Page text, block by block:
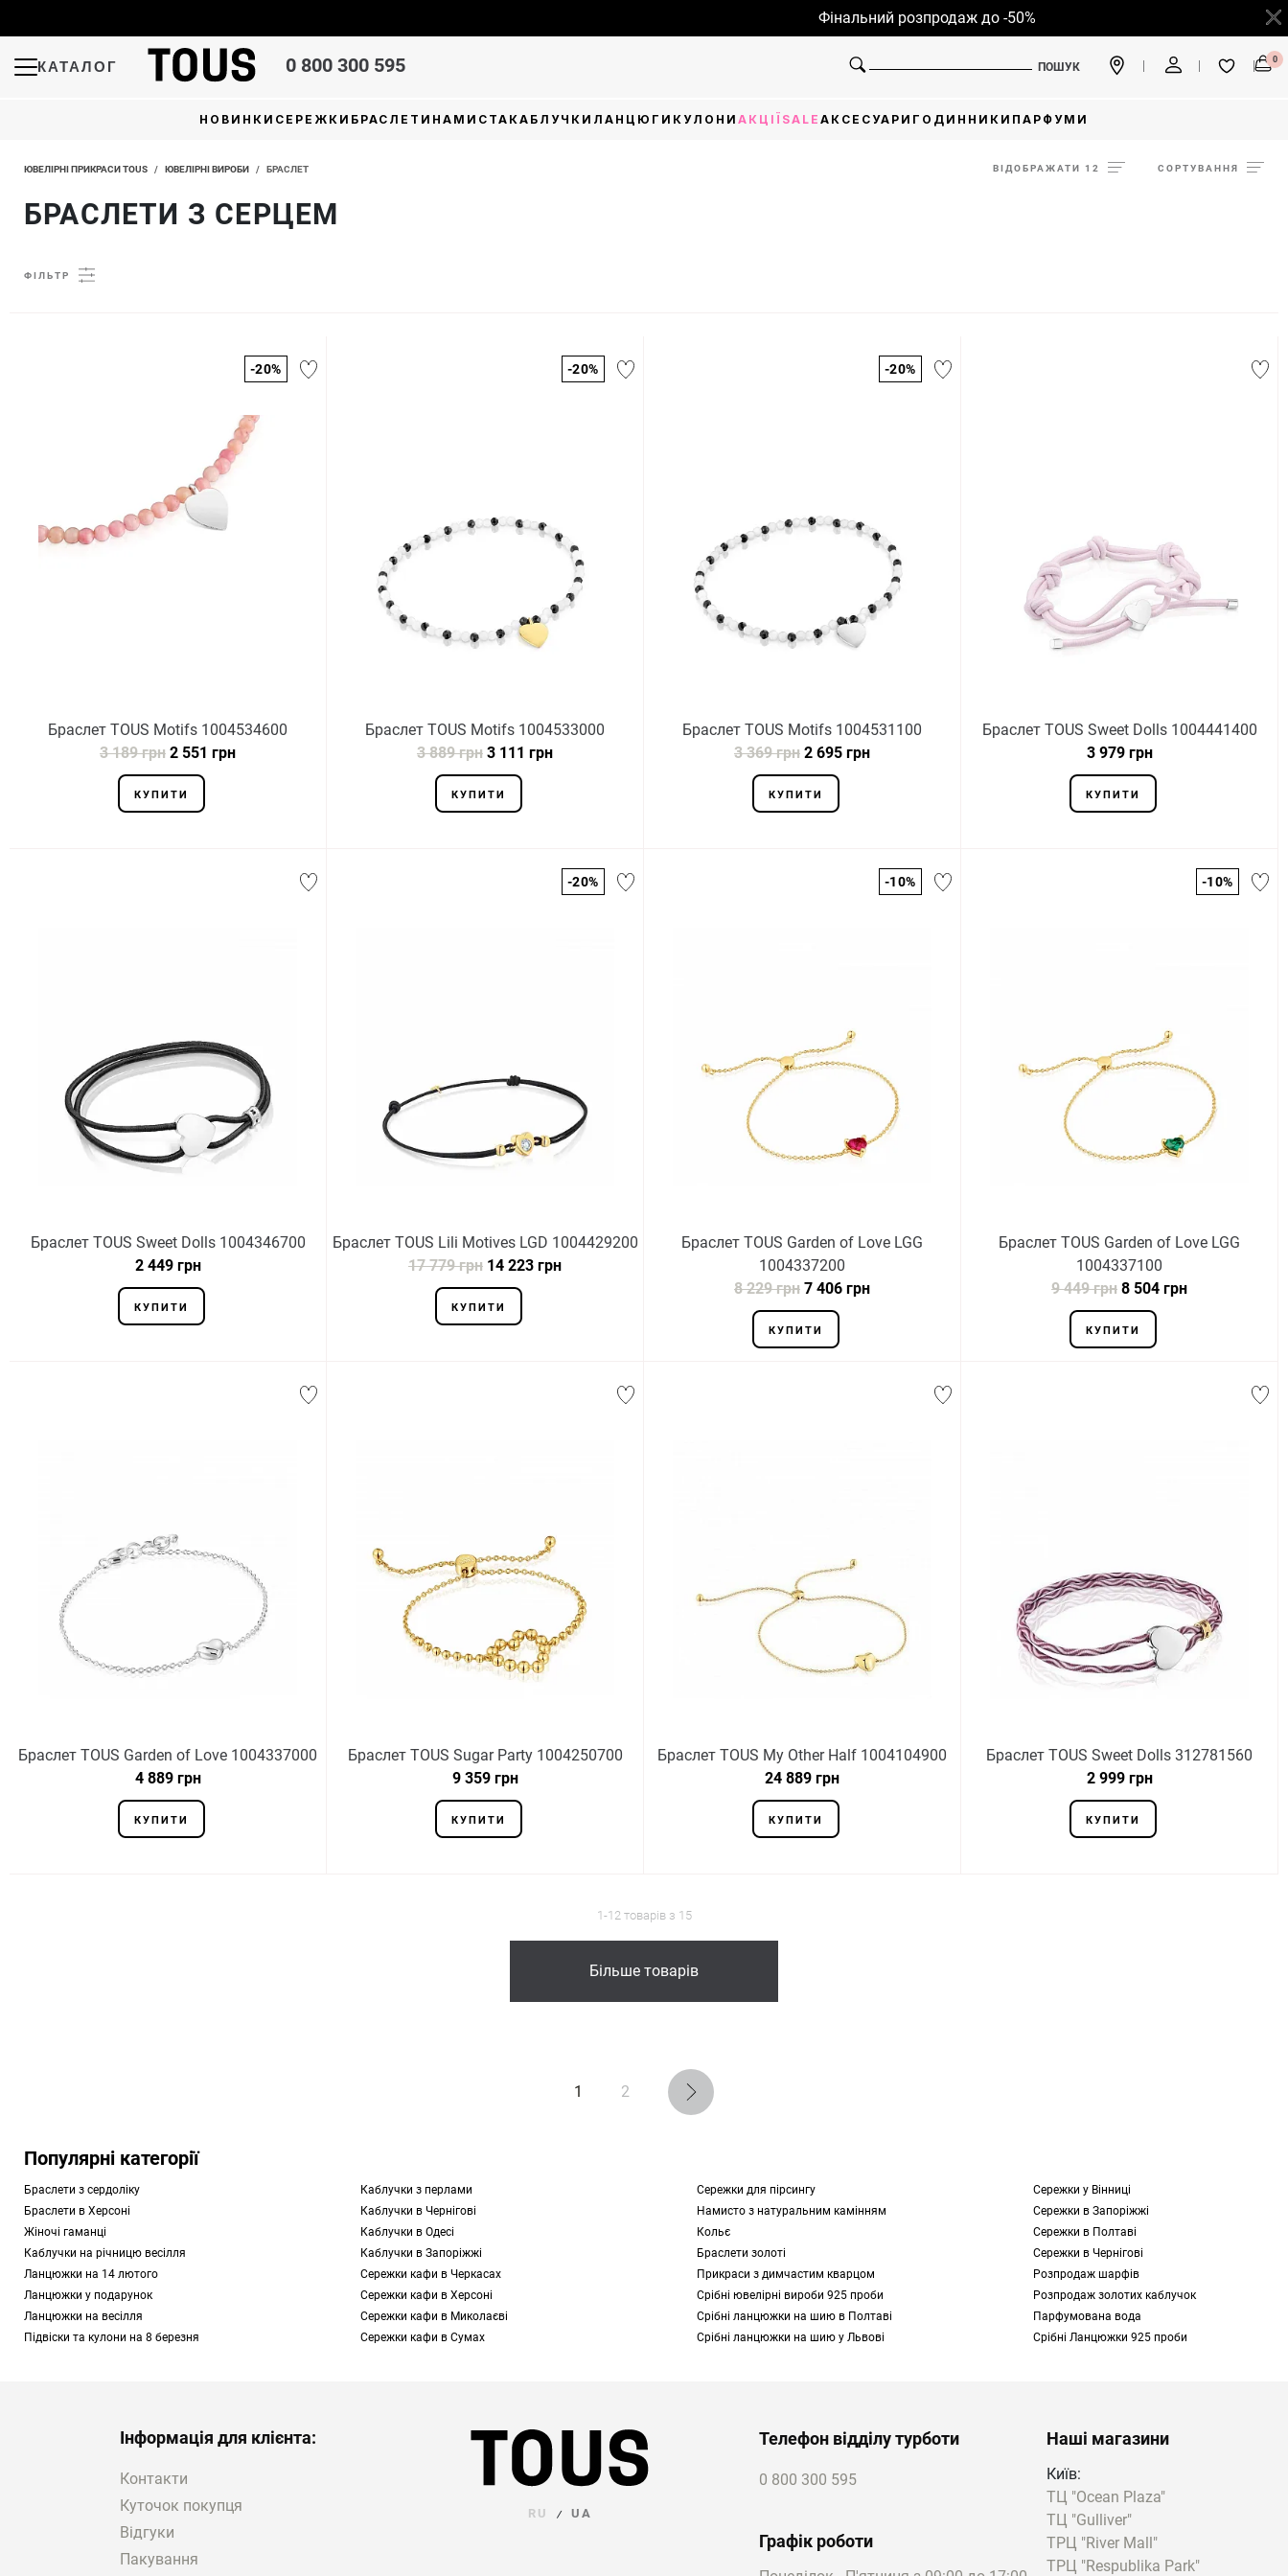
Фінальний розпродаж до -50%
КАТАЛОГ 0 800 300 595 ПОШУК
0
НОВИНКИ СЕРЕЖКИ БРАСЛЕТИ НАМИСТА КАБЛУЧКИ ЛАНЦЮГИ КУЛОНИ АКЦІЇ SALE АКСЕСУАРИ ГОДИННИКИ ПАРФУМИ
ЮВЕЛІРНІ ПРИКРАСИ TOUS / ЮВЕЛІРНІ ВИРОБИ / БРАСЛЕТ
БРАСЛЕТИ З СЕРЦЕМ
ВІДОБРАЖАТИ 12 СОРТУВАННЯ
ФІЛЬТР
-20%
Браслет TOUS Motifs 1004534600
3 189 грн 2 551 грн
КУПИТИ
-20%
Браслет TOUS Motifs 1004533000
3 889 грн 3 111 грн
КУПИТИ
-20%
Браслет TOUS Motifs 1004531100
3 369 грн 2 695 грн
КУПИТИ
Браслет TOUS Sweet Dolls 1004441400
3 979 грн
КУПИТИ
Браслет TOUS Sweet Dolls 1004346700
2 449 грн
КУПИТИ
-20%
Браслет TOUS Lili Motives LGD 1004429200
17 779 грн 14 223 грн
КУПИТИ
-10%
Браслет TOUS Garden of Love LGG
1004337200
8 229 грн 7 406 грн
КУПИТИ
-10%
Браслет TOUS Garden of Love LGG
1004337100
9 449 грн 8 504 грн
КУПИТИ
Браслет TOUS Garden of Love 1004337000
4 889 грн
КУПИТИ
Браслет TOUS Sugar Party 1004250700
9 359 грн
КУПИТИ
Браслет TOUS My Other Half 1004104900
24 889 грн
КУПИТИ
Браслет TOUS Sweet Dolls 312781560
2 999 грн
КУПИТИ
1-12 товарів з 15
Більше товарів
1 2
Популярні категорії
Браслети з сердоліку
Браслети в Херсоні
Жіночі гаманці
Каблучки на річницю весілля
Ланцюжки на 14 лютого
Ланцюжки у подарунок
Ланцюжки на весілля
Підвіски та кулони на 8 березня
Каблучки з перлами
Каблучки в Чернігові
Каблучки в Одесі
Каблучки в Запоріжжі
Сережки кафи в Черкасах
Сережки кафи в Херсоні
Сережки кафи в Миколаєві
Сережки кафи в Сумах
Сережки для пірсингу
Намисто з натуральним камінням
Кольє
Браслети золоті
Прикраси з димчастим кварцом
Срібні ювелірні вироби 925 проби
Срібні ланцюжки на шию в Полтаві
Срібні ланцюжки на шию у Львові
Сережки у Вінниці
Сережки в Запоріжжі
Сережки в Полтаві
Сережки в Чернігові
Розпродаж шарфів
Розпродаж золотих каблучок
Парфумована вода
Срібні Ланцюжки 925 проби
Інформація для клієнта:
Контакти
Куточок покупця
Відгуки
Пакування
RU / UA
Телефон відділу турботи
0 800 300 595
Графік роботи
Наші магазини
Київ:
ТЦ "Ocean Plaza"
ТЦ "Gulliver"
ТРЦ "River Mall"
ТРЦ "Respublika Park"